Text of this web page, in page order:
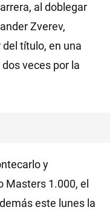
al doblegar
Zverev,
título, en una
veces por la
y
Masters 1.000, el
este lunes la